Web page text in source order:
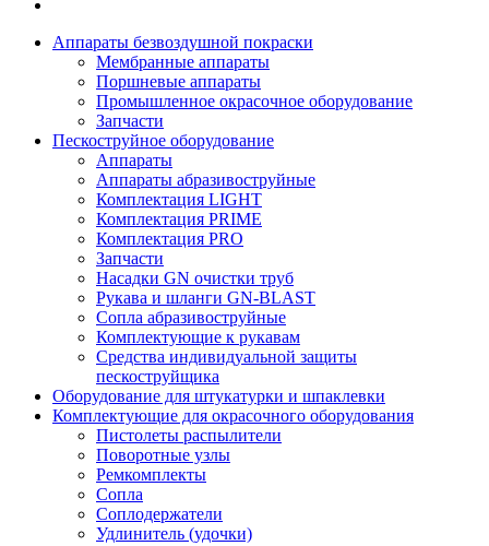
Аппараты безвоздушной покраски
Мембранные аппараты
Поршневые аппараты
Промышленное окрасочное оборудование
Запчасти
Пескоструйное оборудование
Аппараты
Аппараты абразивоструйные
Комплектация LIGHT
Комплектация PRIME
Комплектация PRO
Запчасти
Насадки GN очистки труб
Рукава и шланги GN-BLAST
Сопла абразивоструйные
Комплектующие к рукавам
Средства индивидуальной защиты
пескоструйщика
Оборудование для штукатурки и шпаклевки
Комплектующие для окрасочного оборудования
Пистолеты распылители
Поворотные узлы
Ремкомплекты
Сопла
Соплодержатели
Удлинитель (удочки)